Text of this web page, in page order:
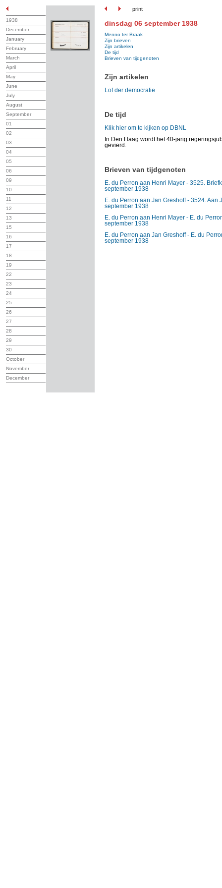
print
1938
December
January
February
March
April
May
June
July
August
September
01
02
03
04
05
06
09
10
11
12
13
15
16
17
18
19
22
23
24
25
26
27
28
29
30
October
November
December
dinsdag 06 september 1938
Menno ter Braak
Zijn brieven
Zijn artikelen
De tijd
Brieven van tijdgenoten
Zijn artikelen
Lof der democratie
De tijd
Klik hier om te kijken op DBNL
In Den Haag wordt het 40-jarig
gevierd.
Brieven van tijdgenoten
E. du Perron aan Henri Mayer - 3525.
september 1938
E. du Perron aan Jan Greshoff - 3524. Aan
september 1938
E. du Perron aan Henri Mayer - E. du
september 1938
E. du Perron aan Jan Greshoff - E. du
september 1938